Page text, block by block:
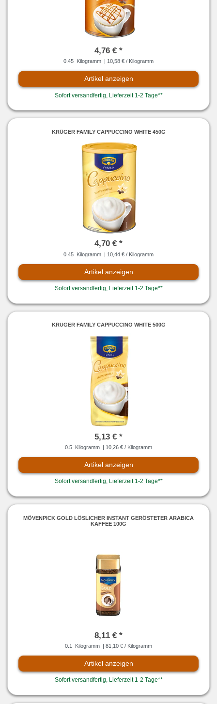
4,76 € *
0.45 Kilogramm | 10,58 € / Kilogramm
Artikel anzeigen
Sofort versandfertig, Lieferzeit 1-2 Tage**
KRÜGER FAMILY CAPPUCCINO WHITE 450G
4,70 € *
0.45 Kilogramm | 10,44 € / Kilogramm
Artikel anzeigen
Sofort versandfertig, Lieferzeit 1-2 Tage**
KRÜGER FAMILY CAPPUCCINO WHITE 500G
5,13 € *
0.5 Kilogramm | 10,26 € / Kilogramm
Artikel anzeigen
Sofort versandfertig, Lieferzeit 1-2 Tage**
MÖVENPICK GOLD LÖSLICHER INSTANT GERÖSTETER ARABICA
KAFFEE 100G
8,11 € *
0.1 Kilogramm | 81,10 € / Kilogramm
Artikel anzeigen
Sofort versandfertig, Lieferzeit 1-2 Tage**